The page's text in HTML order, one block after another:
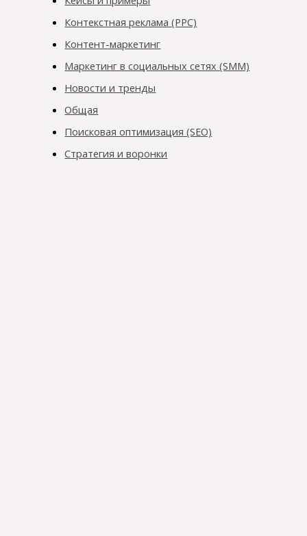
Контекстная реклама (PPC)
Контент-маркетинг
Маркетинг в социальных сетях (SMM)
Новости и тренды
Общая
Поисковая оптимизация (SEO)
Стратегия и воронки